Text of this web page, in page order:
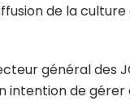
de la
général des
intention de